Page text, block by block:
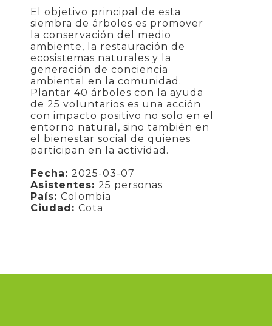
El objetivo principal de esta
siembra de árboles es promover
la conservación del medio
ambiente, la restauración de
ecosistemas naturales y la
generación de conciencia
ambiental en la comunidad.
Plantar 40 árboles con la ayuda
de 25 voluntarios es una acción
con impacto positivo no solo en el
entorno natural, sino también en
el bienestar social de quienes
participan en la actividad.
Fecha:2025-03-07
Asistentes:25 personas
País:Colombia
Ciudad:Cota